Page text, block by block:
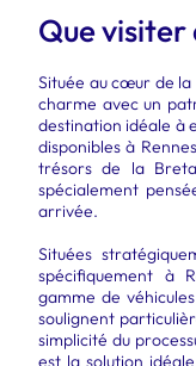
Que visiter
Située au cœur de la
charme avec un
destination idéale à
disponibles à
trésors de la
spécialement
arrivée.
Situées
spécifiquement à
gamme de
soulignent
simplicité du
est la solution